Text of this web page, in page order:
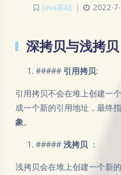
Java基础 2022-
深拷贝与浅拷贝
##### 引用拷贝:
引用拷贝不会在堆上创建一
成一个新的引用地址，最终
象。
#####浅拷贝 ：
浅拷贝会在堆上创建一个新的